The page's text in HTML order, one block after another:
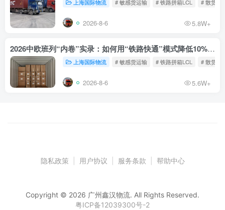
上海国际物流 # 敏感货运输 # 铁路拼箱LCL # 散货铁
2026-8-6 5.8W+
2026中欧班列“内卷”实录：如何用“铁路快通”模式降低10%物流成本？
上海国际物流 # 敏感货运输 # 铁路拼箱LCL # 散货铁
2026-8-6 5.6W+
隐私政策 用户协议 服务条款 帮助中心
Copyright © 2026 广州鑫汉物流. All Rights Reserved.
粤ICP备12039300号-2